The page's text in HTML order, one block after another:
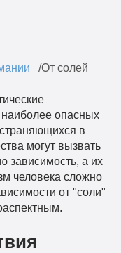
От солей
опасных
в
могут вызвать
зависимость, а их
человека сложно
от "соли"